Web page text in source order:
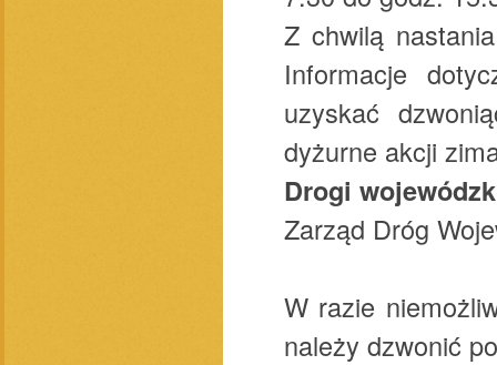
Z chwilą
Informacje
uzyskać
dyżurne akcji
Drogi
Zarząd Dróg
W razie
należy dzwonić